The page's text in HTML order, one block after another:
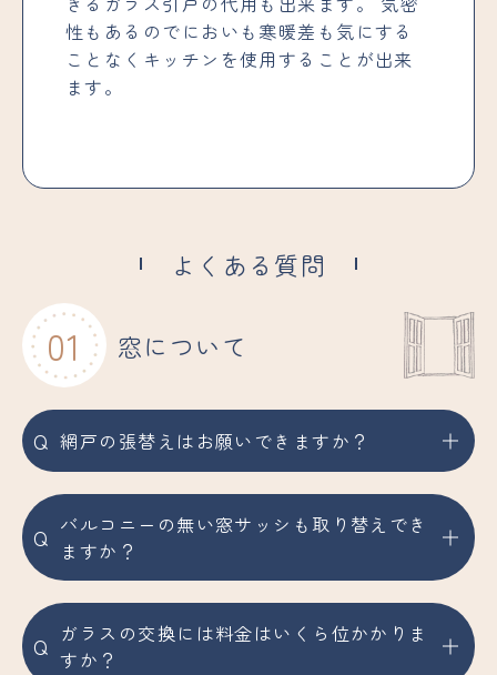
性もあるのでにおいも寒暖差も気にする
ことなくキッチンを使用することが出来
ます。
よくある質問
01 窓について
Q 網戸の張替えはお願いできますか？
Q バルコニーの無い窓サッシも取り替えでき
ますか？
Q ガラスの交換には料金はいくら位かかりま
すか？